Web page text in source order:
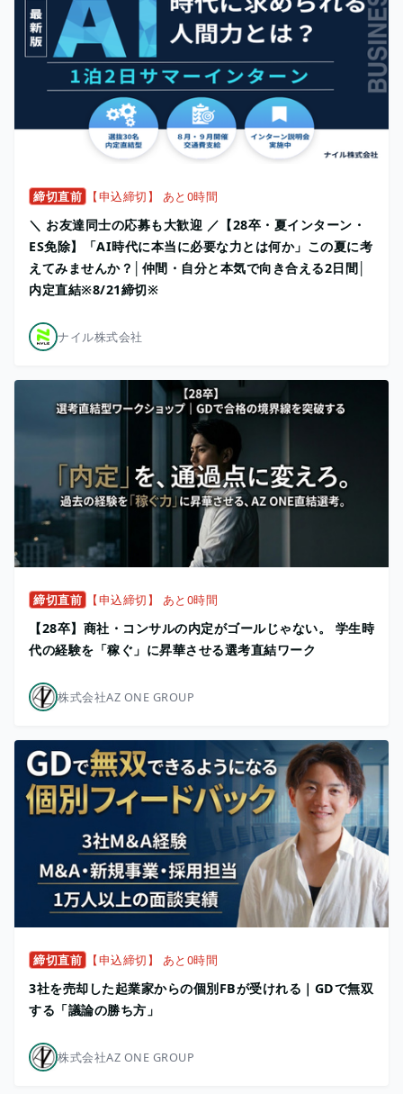
締切直前 【申込締切】 あと0時間
＼ お友達同士の応募も大歓迎 ／【28卒・夏インターン・
ES免除】「AI時代に本当に必要な力とは何か」この夏に考
えてみませんか？│仲間・自分と本気で向き合える2日間│
内定直結※8/21締切※
ナイル株式会社
締切直前 【申込締切】 あと0時間
【28卒】商社・コンサルの内定がゴールじゃない。 学生時
代の経験を「稼ぐ」に昇華させる選考直結ワーク
株式会社AZ ONE GROUP
締切直前 【申込締切】 あと0時間
3社を売却した起業家からの個別FBが受けれる｜GDで無双
する「議論の勝ち方」
株式会社AZ ONE GROUP